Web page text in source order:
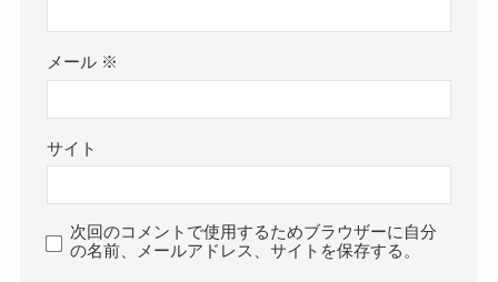
メール ※
サイト
次回のコメントで使用するためブラウザーに自分
の名前、メールアドレス、サイトを保存する。